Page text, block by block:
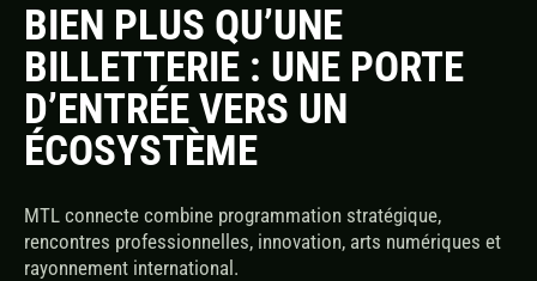
BIEN PLUS QU’UNE
BILLETTERIE : UNE PORTE
D’ENTRÉE VERS UN
ÉCOSYSTÈME
MTL connecte combine programmation stratégique,
rencontres professionnelles, innovation, arts numériques et
rayonnement international.